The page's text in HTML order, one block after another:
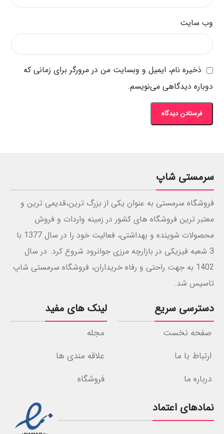
وب‌ سایت
ذخیره نام، ایمیل و وبسایت من در مرورگر برای زمانی که
دوباره دیدگاهی می‌نویسم.
سرمستی شاپ
فروشگاه سرمستی به عنوان یکی از بزرگ ترین،قدیمی ترین و
معتبر ترین فروشگاه های کشور در زمینه واردات و فروش
محصولات شوینده و بهداشتی، فعالیت خود را در سال 1377 با
3 شعبه فیزیکی در بازارچه مرزی جوانرود شروع کرد. در سال
1402 به جهت راحتی و رفاه خریداران، فروشگاه سرمستی شاپ
تاسیس شد.
دسترسی سریع
صفحه نخست
ارتباط با ما
درباره ما
لینک های مفید
مجله
علاقه مندی ها
فروشگاه
نمادهای اعتماد